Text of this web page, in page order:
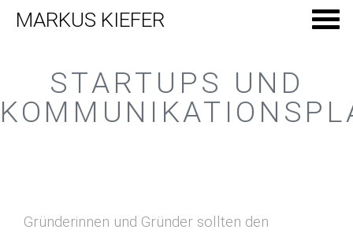
MARKUS KIEFER
STARTUPS UND
Gründerinnen und Gründer sollten den